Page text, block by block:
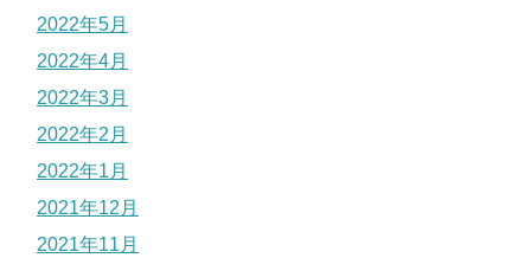
2022年5月
2022年4月
2022年3月
2022年2月
2022年1月
2021年12月
2021年11月